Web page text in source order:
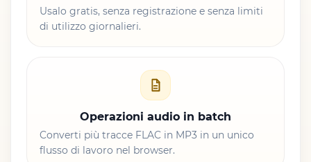
Usalo gratis, senza registrazione e senza limiti
di utilizzo giornalieri.
Operazioni audio in batch
Converti più tracce FLAC in MP3 in un unico
flusso di lavoro nel browser.